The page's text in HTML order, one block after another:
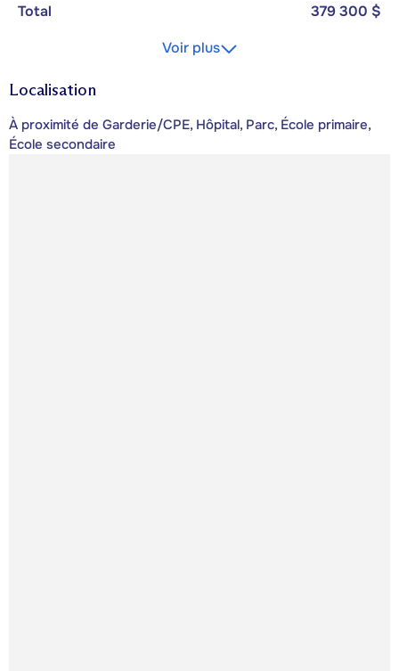
Total
379 300 $
Voir plus
Localisation
À proximité de Garderie/CPE, Hôpital, Parc, École primaire,
École secondaire